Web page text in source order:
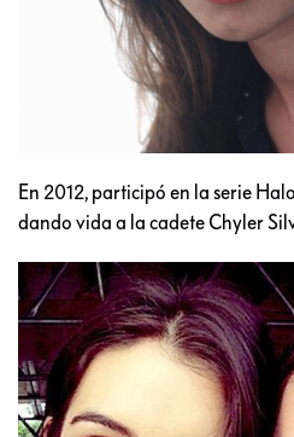
En 2012, participó en la serie
dando vida a la cadete Chyler